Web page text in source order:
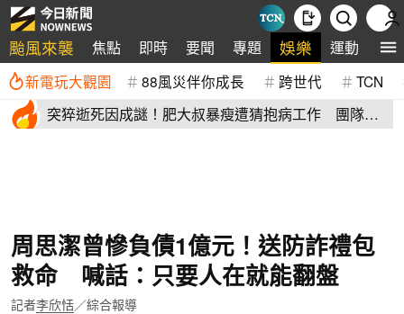
颱風來襲 焦點 即時 要聞 專題 娛樂 運動 全
新電玩大觀園 88風災伴你成長 跨世代 TCN
突猝逝死因成謎！肥大叔暴瘦遭猜抱病工作 團隊宣
周思潔曾慘負債1億元！送防詐禮包
救命 喊話：只要人在就能翻盤
記者李欣恬／綜合報導